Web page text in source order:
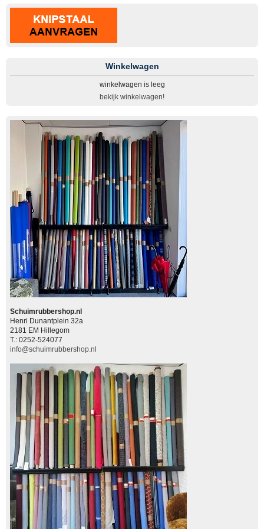
Winkelwagen
winkelwagen is leeg
bekijk winkelwagen!
Schuimrubbershop.nl
Henri Dunantplein 32a
2181 EM Hillegom
T.: 0252-524077
info@schuimrubbershop.nl